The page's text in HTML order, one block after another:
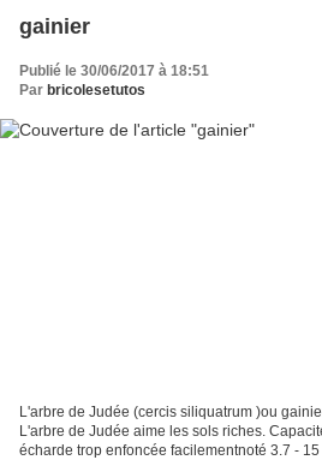
gainier
Publié le 30/06/2017 à 18:51
Par bricolesetutos
L'arbre de Judée (cercis siliquatrum )ou
L'arbre de Judée aime les sols riches.
écharde trop enfoncée facilementnoté 3.7 -